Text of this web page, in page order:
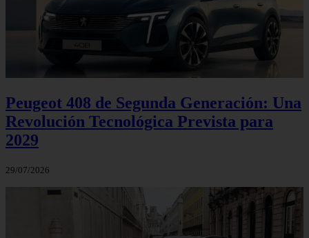
Peugeot 408 de Segunda Generación: Una
Revolución Tecnológica Prevista para
2029
29/07/2026